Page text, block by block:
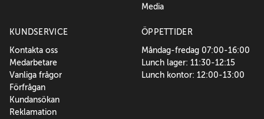
Media
KUNDSERVICE
Kontakta oss
Medarbetare
Vanliga frågor
Förfrågan
Kundansökan
Reklamation
ÖPPETTIDER
Måndag-fredag 07:00-16:00
Lunch lager: 11:30-12:15
Lunch kontor: 12:00-13:00